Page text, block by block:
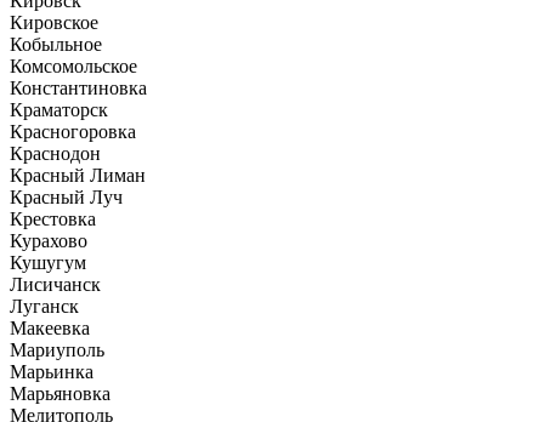
Кировское
Кобыльное
Комсомольское
Константиновка
Краматорск
Красногоровка
Краснодон
Красный Лиман
Красный Луч
Крестовка
Курахово
Кушугум
Лисичанск
Луганск
Макеевка
Мариуполь
Марьинка
Марьяновка
Мелитополь